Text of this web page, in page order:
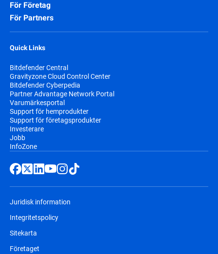
För Företag
För Partners
Quick Links
Bitdefender Central
Gravityzone Cloud Control Center
Bitdefender Cyberpedia
Partner Advantage Network Portal
Varumärkesportal
Support för hemprodukter
Support för företagsprodukter
Investerare
Jobb
InfoZone
Juridisk information
Integritetspolicy
Sitekarta
Företaget